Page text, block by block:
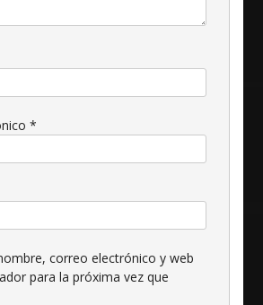
*
correo electrónico y web
para la próxima vez que